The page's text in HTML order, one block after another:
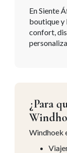
En Siente
boutique y
confort,
¿Para
Windhoek